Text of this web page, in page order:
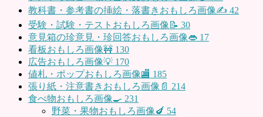
教科書・参考書の挿絵・落書きおもしろ画像✍️ 42
受験・試験・テストおもしろ画像📝 30
意見箱の珍意見・珍回答おもしろ画像👄 17
看板おもしろ画像🚧 130
広告おもしろ画像💡 170
値札・ポップおもしろ画像🏬 185
張り紙・注意書きおもしろ画像📄 214
食べ物おもしろ画像🍳 231
野菜・果物おもしろ画像🍆 54